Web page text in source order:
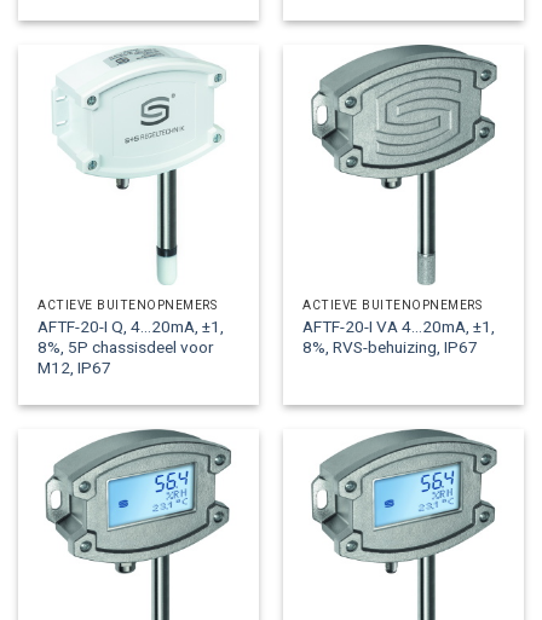
ACTIEVE BUITENOPNEMERS
AFTF-20-I Q, 4…20mA, ±1,
8%, 5P chassisdeel voor
M12, IP67
ACTIEVE BUITENOPNEMERS
AFTF-20-I VA 4…20mA, ±1,
8%, RVS-behuizing, IP67